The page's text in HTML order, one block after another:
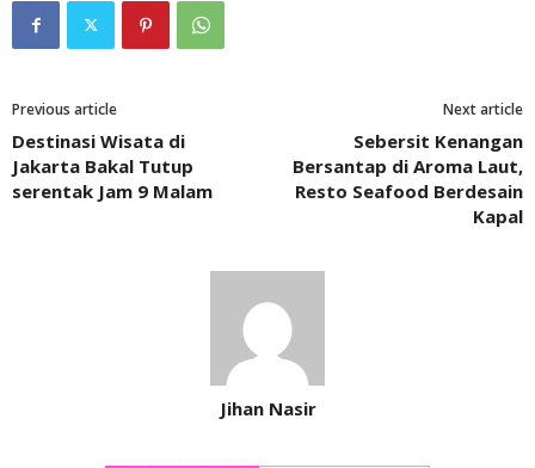
Previous article
Destinasi Wisata di
Jakarta Bakal Tutup
serentak Jam 9 Malam
Next article
Sebersit Kenangan
Bersantap di Aroma Laut,
Resto Seafood Berdesain
Kapal
Jihan Nasir